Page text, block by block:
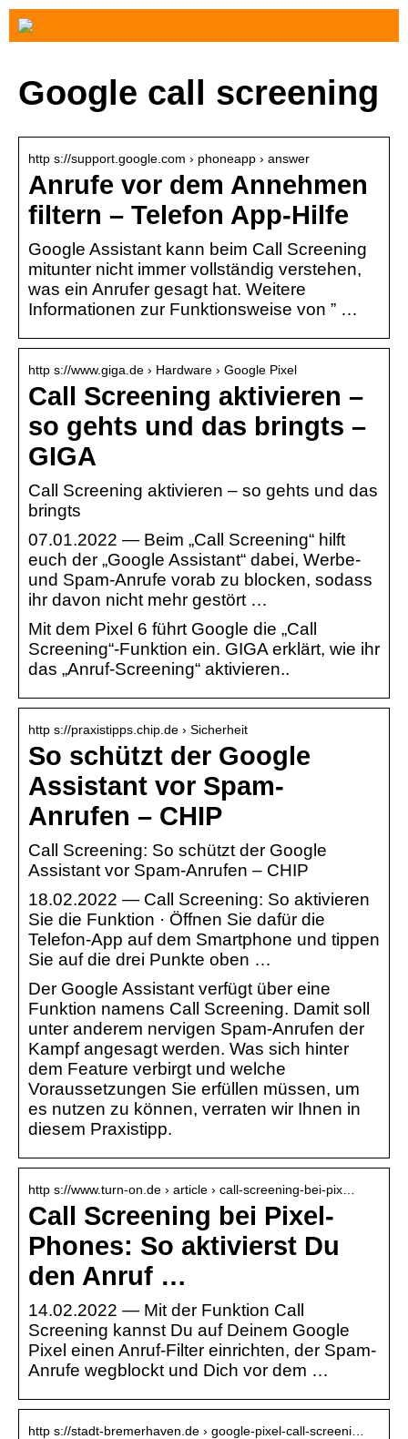
Google call screening
http s://support.google.com › phoneapp › answer
Anrufe vor dem Annehmen
filtern – Telefon App-Hilfe
Google Assistant kann beim Call Screening
mitunter nicht immer vollständig verstehen,
was ein Anrufer gesagt hat. Weitere
Informationen zur Funktionsweise von ” …
http s://www.giga.de › Hardware › Google Pixel
Call Screening aktivieren –
so gehts und das bringts –
GIGA
Call Screening aktivieren – so gehts und das
bringts
07.01.2022 — Beim „Call Screening“ hilft
euch der „Google Assistant“ dabei, Werbe-
und Spam-Anrufe vorab zu blocken, sodass
ihr davon nicht mehr gestört …
Mit dem Pixel 6 führt Google die „Call
Screening“-Funktion ein. GIGA erklärt, wie ihr
das „Anruf-Screening“ aktivieren..
http s://praxistipps.chip.de › Sicherheit
So schützt der Google
Assistant vor Spam-
Anrufen – CHIP
Call Screening: So schützt der Google
Assistant vor Spam-Anrufen – CHIP
18.02.2022 — Call Screening: So aktivieren
Sie die Funktion · Öffnen Sie dafür die
Telefon-App auf dem Smartphone und tippen
Sie auf die drei Punkte oben …
Der Google Assistant verfügt über eine
Funktion namens Call Screening. Damit soll
unter anderem nervigen Spam-Anrufen der
Kampf angesagt werden. Was sich hinter
dem Feature verbirgt und welche
Voraussetzungen Sie erfüllen müssen, um
es nutzen zu können, verraten wir Ihnen in
diesem Praxistipp.
http s://www.turn-on.de › article › call-screening-bei-pix…
Call Screening bei Pixel-
Phones: So aktivierst Du
den Anruf …
14.02.2022 — Mit der Funktion Call
Screening kannst Du auf Deinem Google
Pixel einen Anruf-Filter einrichten, der Spam-
Anrufe wegblockt und Dich vor dem …
http s://stadt-bremerhaven.de › google-pixel-call-screeni…